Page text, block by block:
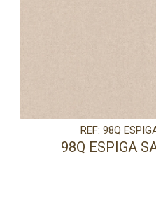
REF: 98Q
98Q ESPIGA